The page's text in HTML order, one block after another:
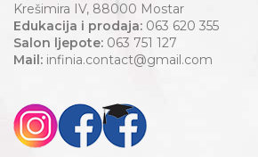
Krešimira IV, 88000 Mostar
Edukacija i prodaja: 063 620 355
Salon ljepote: 063 751 127
Mail: infinia.contact@gmail.com